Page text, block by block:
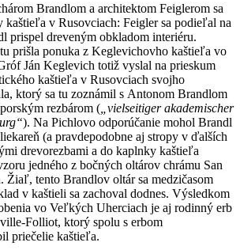
Brandlom a architektom Feiglerom sa
kaštieľa v Rusovciach: Feigler sa podieľal na
prispel dreveným obkladom interiéru.
prišla ponuka z Keglevichovho kaštieľa vo
Ján Keglevich totiž vyslal na prieskum
kaštieľa v Rusovciach svojho
ktorý sa tu zoznámil s Antonom Brandlom
rezbárom ( „vielseitiger akademischer
). Na Pichlovo odporúčanie mohol Brandl
(a pravdepodobne aj stropy v ďalších
drevorezbami a do kaplnky kaštieľa
jedného z bočných oltárov chrámu San
Žiaľ, tento Brandlov oltár sa medzičasom
v kaštieli sa zachoval dodnes. Výsledkom
vo Veľkých Uherciach je aj rodinný erb
Folliot, ktorý spolu s erbom
priečelie kaštieľa.